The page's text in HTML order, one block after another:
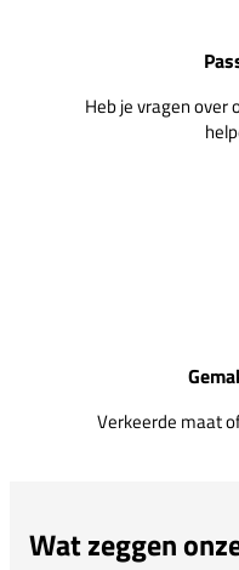
Heb je vragen over
Verkeerde maat
Wat zeggen